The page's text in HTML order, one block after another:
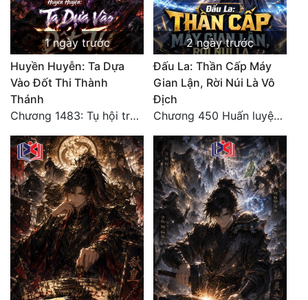
1 ngày trước
Huyền Huyễn: Ta Dựa
Vào Đốt Thi Thành
Thánh
Chương 1483: Tụ hội trước đại chiến
2 ngày trước
Đấu La: Thần Cấp Máy
Gian Lận, Rời Núi Là Vô
Địch
Chương 450 Huấn luyện thực chiến, Long Linh Cơ đối chiến bốn người Cổ Nguyệt và Vũ Lân!